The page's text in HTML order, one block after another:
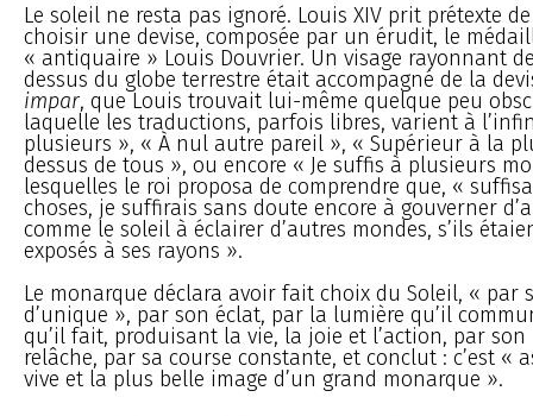
Le soleil ne resta pas ignoré. Louis XIV prit prétexte
choisir une devise, composée par un érudit, le
« antiquaire » Louis Douvrier. Un visage rayonnant
dessus du globe terrestre était accompagné de la
impar, que Louis trouvait lui-même quelque peu
laquelle les traductions, parfois libres, varient à
plusieurs », « À nul autre pareil », « Supérieur à la
dessus de tous », ou encore « Je suffis à plusieurs
lesquelles le roi proposa de comprendre que, «
choses, je suffirais sans doute encore à gouverner
comme le soleil à éclairer d’autres mondes, s’ils
exposés à ses rayons ».
Le monarque déclara avoir fait choix du Soleil, « par
d’unique », par son éclat, par la lumière qu’il
qu’il fait, produisant la vie, la joie et l’action, par
relâche, par sa course constante, et conclut : c’est «
vive et la plus belle image d’un grand monarque ».